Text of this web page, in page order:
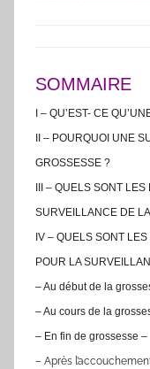
SOMMAIRE
I – QU’EST- CE
II – POURQUOI UNE
GROSSESSE ?
III – QUELS SONT
SURVEILLANCE DE
IV – QUELS SONT
POUR LA
– Au début de la
– Au cours de la
– En fin de grossesse –
– Après